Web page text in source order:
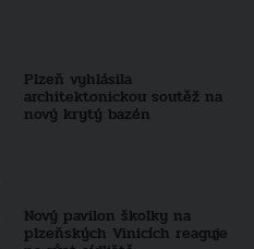
Plzeň vyhlásila
architektonickou soutěž na
nový krytý bazén
Nový pavilon školky na
plzeňských Vinicích reaguje